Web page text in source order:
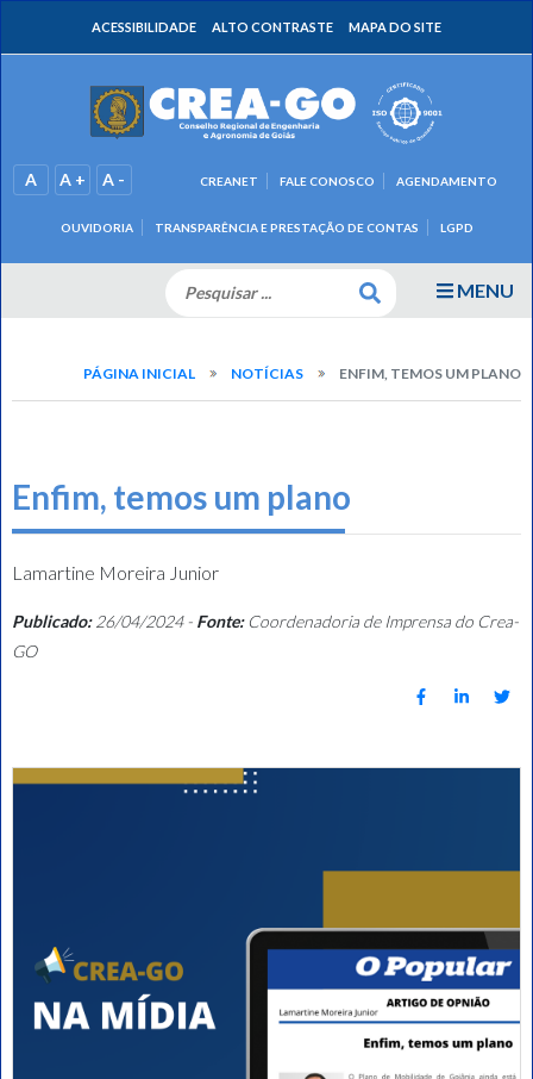
ACESSIBILIDADE ALTO CONTRASTE MAPA DO SITE
A A + A -
OUVIDORIA TRANSPARÊNCIA E PRESTAÇÃO DE CONTAS LGPD
CREANET FALE CONOSCO AGENDAMENTO
MENU
PÁGINA INICIAL NOTÍCIAS ENFIM, TEMOS UM PLANO
Enfim, temos um plano
Lamartine Moreira Junior
Publicado:26/04/2024 - Fonte:Coordenadoria de Imprensa do Crea-
GO